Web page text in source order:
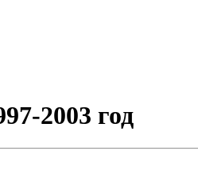
2003 год